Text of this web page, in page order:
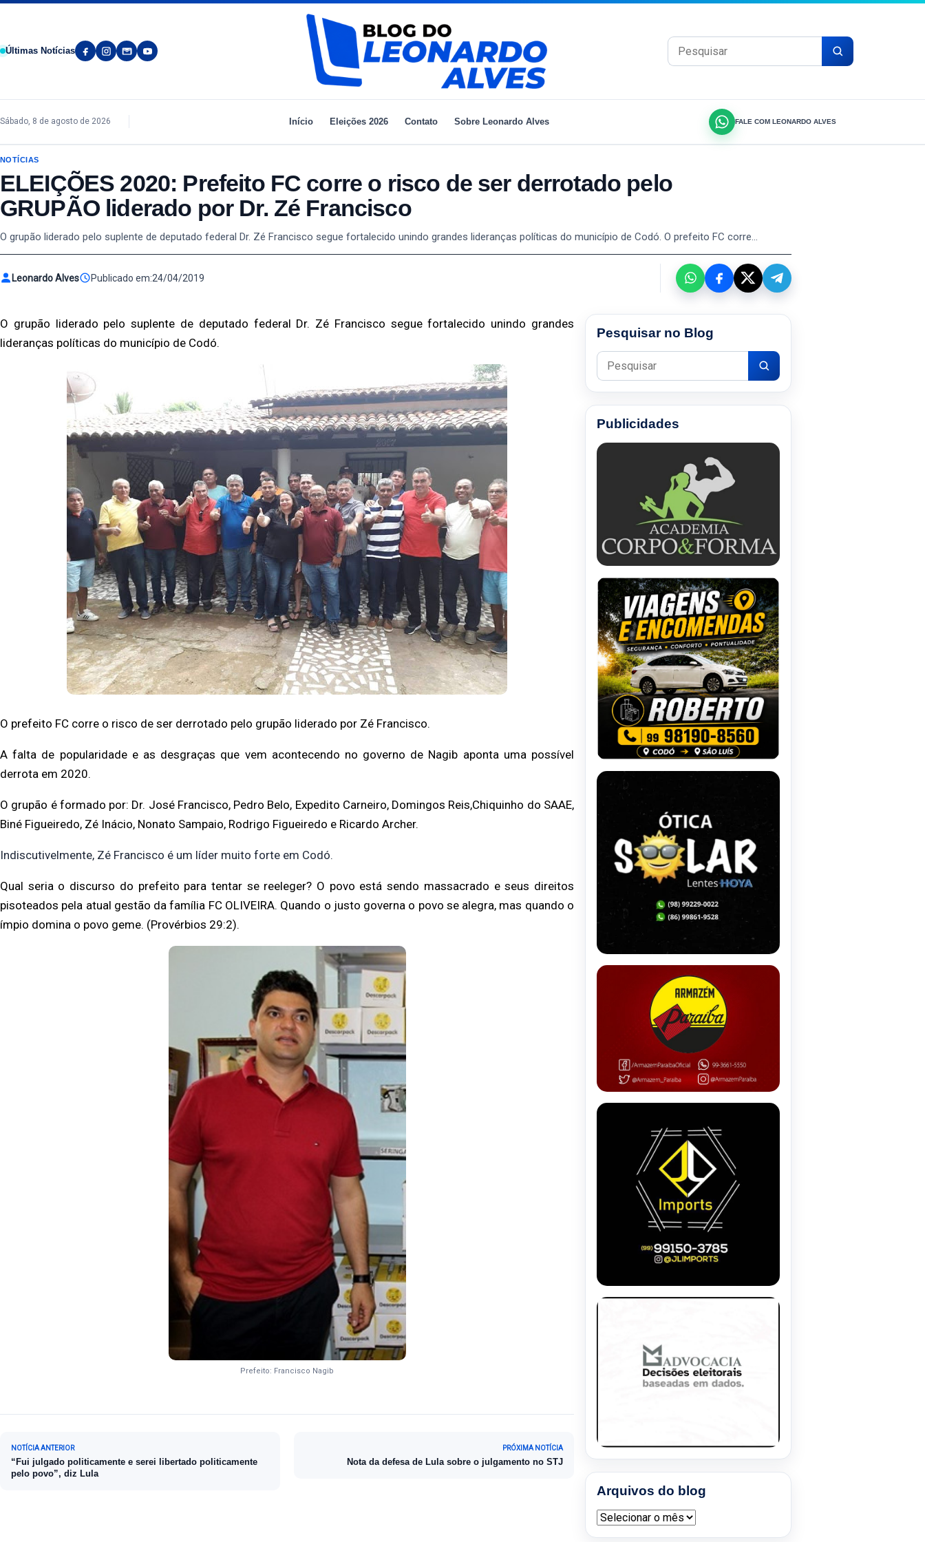
Pular para o conteúdo
Últimas Notícias Pesquisar por:
Sábado, 8 de agosto de 2026 Início Eleições 2026 Contato Sobre Leonardo Alves FALE COM LEONARDO ALVES
NOTÍCIAS
ELEIÇÕES 2020: Prefeito FC corre o risco de ser derrotado pelo
GRUPÃO liderado por Dr. Zé Francisco
O grupão liderado pelo suplente de deputado federal Dr. Zé Francisco segue fortalecido unindo grandes lideranças políticas do município de Codó. O prefeito FC corre…
Leonardo Alves Publicado em:24/04/2019
O grupão liderado pelo suplente de deputado federal Dr. Zé Francisco seguefortalecido unindo grandes
lideranças políticas do município de Codó.
O prefeito FC corre o risco de ser derrotado pelo grupão liderado por Zé Francisco.
A falta de popularidade e as desgraças que vem acontecendo no governo de Nagib aponta uma possível
derrota em 2020.
O grupão é formado por: Dr. José Francisco, Pedro Belo, Expedito Carneiro, Domingos Reis,Chiquinho do SAAE,
Biné Figueiredo, Zé Inácio, Nonato Sampaio, Rodrigo Figueiredo e Ricardo Archer.
Indiscutivelmente, Zé Francisco é um líder muito forte em Codó.
Qual seria o discurso do prefeito para tentar se reeleger? O povo estásendo massacrado e seus direitos
pisoteados pela atual gestão da família FC OLIVEIRA. Quando o justo governa o povo se alegra, mas quando o
ímpio domina o povo geme. (Provérbios 29:2).
Prefeito: Francisco Nagib
Navegação de Post
NOTÍCIA ANTERIOR
“Fui julgado politicamente e serei libertado politicamente
pelo povo”, diz Lula
PRÓXIMA NOTÍCIA
Nota da defesa de Lula sobre o julgamento no STJ
Pesquisar no Blog
Pesquisar por:
Publicidades
Arquivos do blog
Arquivos do blog